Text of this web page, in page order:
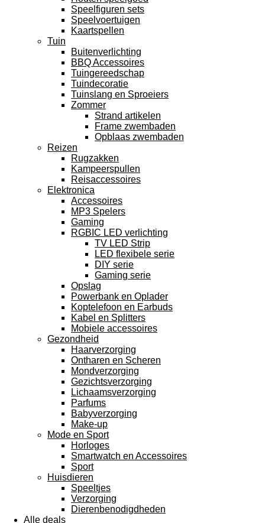
Speelfiguren sets
Speelvoertuigen
Kaartspellen
Tuin
Buitenverlichting
BBQ Accessoires
Tuingereedschap
Tuindecoratie
Tuinslang en Sproeiers
Zommer
Strand artikelen
Frame zwembaden
Opblaas zwembaden
Reizen
Rugzakken
Kampeerspullen
Reisaccessoires
Elektronica
Accessoires
MP3 Spelers
Gaming
RGBIC LED verlichting
TV LED Strip
LED flexibele serie
DIY serie
Gaming serie
Opslag
Powerbank en Oplader
Koptelefoon en Earbuds
Kabel en Splitters
Mobiele accessoires
Gezondheid
Haarverzorging
Ontharen en Scheren
Mondverzorging
Gezichtsverzorging
Lichaamsverzorging
Parfums
Babyverzorging
Make-up
Mode en Sport
Horloges
Smartwatch en Accessoires
Sport
Huisdieren
Speeltjes
Verzorging
Dierenbenodigdheden
Alle deals